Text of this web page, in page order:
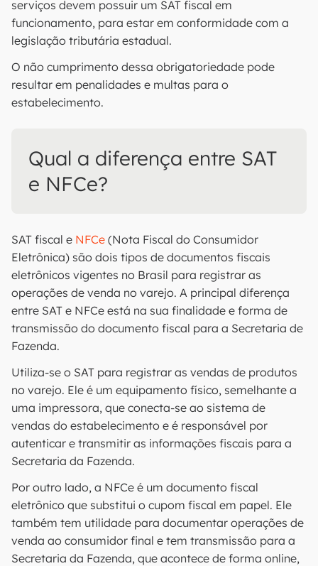
serviços devem possuir um SAT fiscal em
funcionamento, para estar em conformidade com a
legislação tributária estadual.
O não cumprimento dessa obrigatoriedade pode
resultar em penalidades e multas para o
estabelecimento.
Qual a diferença entre SAT
e NFCe?
SAT fiscal e NFCe (Nota Fiscal do Consumidor
Eletrônica) são dois tipos de documentos fiscais
eletrônicos vigentes no Brasil para registrar as
operações de venda no varejo. A principal diferença
entre SAT e NFCe está na sua finalidade e forma de
transmissão do documento fiscal para a Secretaria de
Fazenda.
Utiliza-se o SAT para registrar as vendas de produtos
no varejo. Ele é um equipamento físico, semelhante a
uma impressora, que conecta-se ao sistema de
vendas do estabelecimento e é responsável por
autenticar e transmitir as informações fiscais para a
Secretaria da Fazenda.
Por outro lado, a NFCe é um documento fiscal
eletrônico que substitui o cupom fiscal em papel. Ele
também tem utilidade para documentar operações de
venda ao consumidor final e tem transmissão para a
Secretaria da Fazenda, que acontece de forma online,